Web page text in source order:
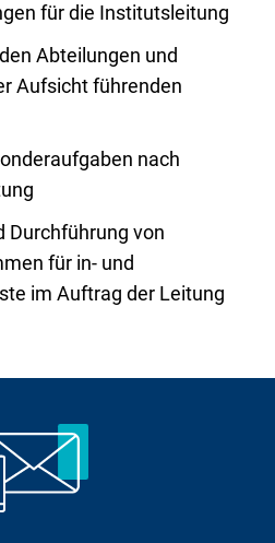
für die Institutsleitung
Abteilungen und
Aufsicht führenden
nach
Durchführung von
für in- und
im Auftrag der Leitung